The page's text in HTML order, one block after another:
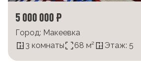
5 000 000 ₽
Город: Макеевка
3 комнаты
68 м² Этаж: 5